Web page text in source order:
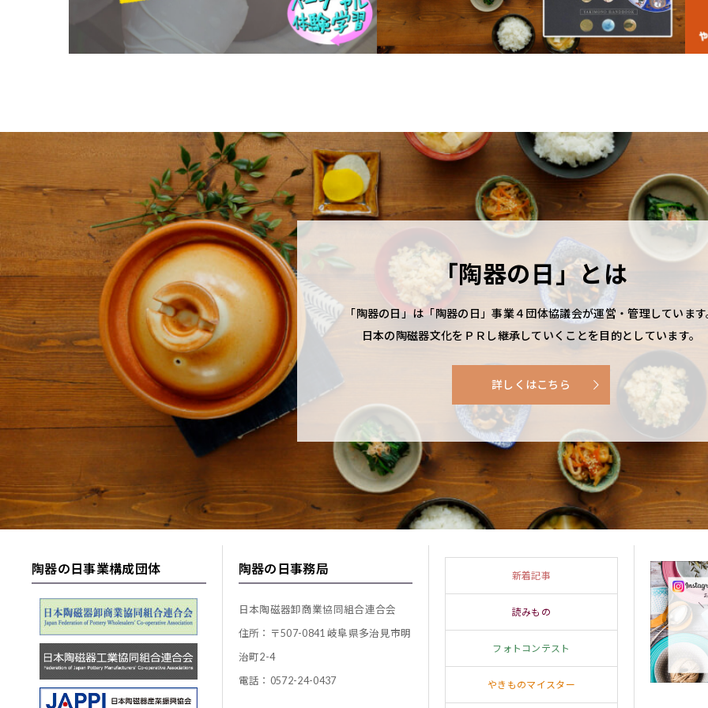
「陶器の日」とは
「陶器の日」は「陶器の日」事業４団体協議会が運営・管理していま
日本の陶磁器文化をＰＲし継承していくことを目的としています。
詳しくはこちら
陶器の日事業構成団体 陶器の日事務局
日本陶磁器卸商業協同組合連合会
住所：〒507-0841 岐阜県多治見市明
治町2-4
電話：0572-24-0437
新着記事
読みもの
フォトコンテスト
やきものマイスター